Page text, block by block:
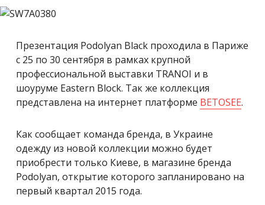
Презентация Podolyan Black проходила в Париже
с 25 по 30 сентября в рамках крупной
профессиональной выставки TRANOI и в
шоуруме Еastern Block. Так же коллекция
представлена на интернет платформе BETOSEE.
Как сообщает команда бренда, в Украине
одежду из новой коллекции можно будет
приобрести только Киеве, в магазине бренда
Podolyan, открытие которого запланировано на
первый квартал 2015 года.